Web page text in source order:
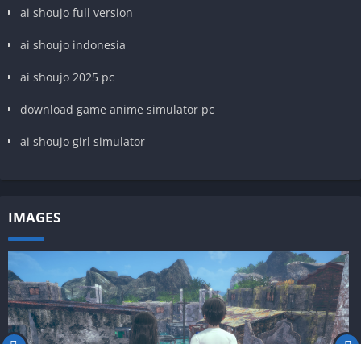
ai shoujo full version
ai shoujo indonesia
ai shoujo 2025 pc
download game anime simulator pc
ai shoujo girl simulator
IMAGES